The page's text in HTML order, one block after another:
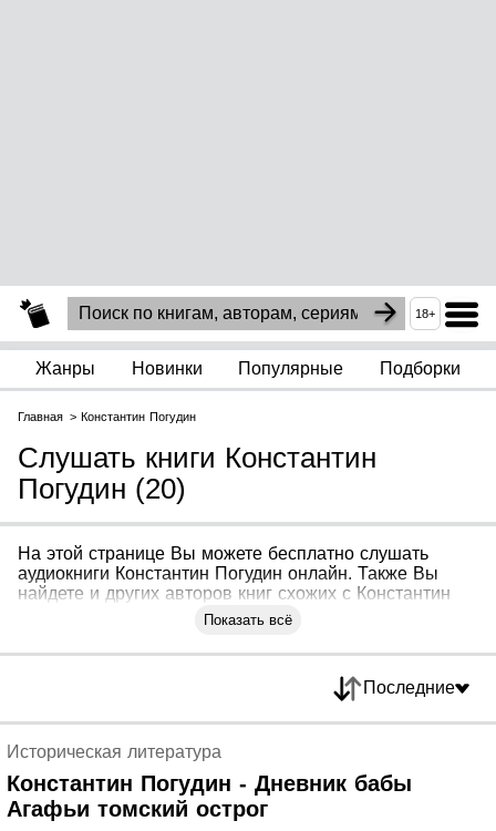
18+
Жанры Новинки Популярные Подборки
Главная Константин Погудин
Слушать книги Константин
Погудин (20)
На этой странице Вы можете бесплатно слушать
аудиокниги Константин Погудин онлайн. Также Вы
найдете и других авторов книг схожих с Константин
Показать всё
Последние
Историческая литература
Константин Погудин - Дневник бабы
Агафьи томский острог